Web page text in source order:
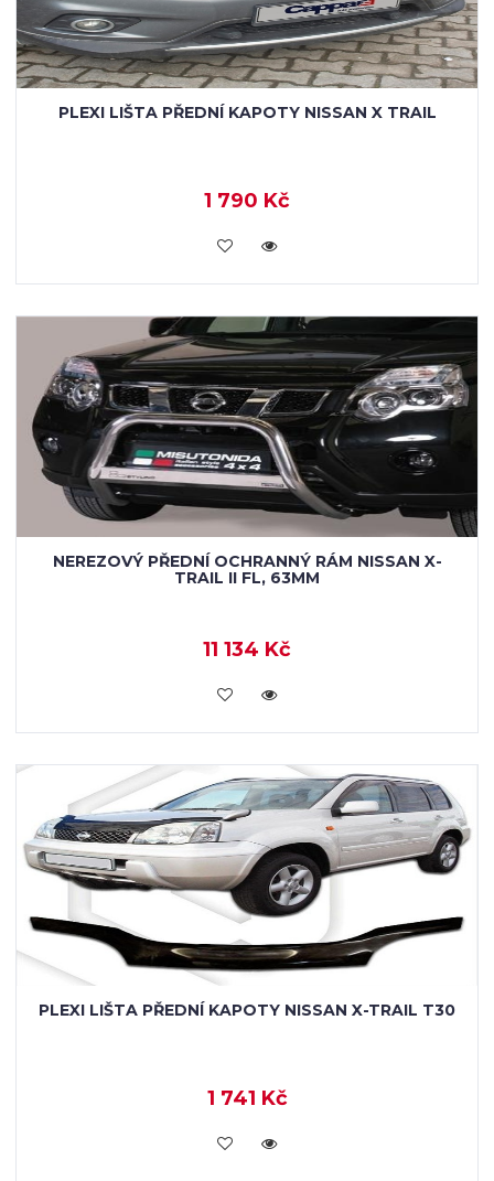
PLEXI LIŠTA PŘEDNÍ KAPOTY NISSAN X TRAIL
1 790 Kč
KOUPIT
NEREZOVÝ PŘEDNÍ OCHRANNÝ RÁM NISSAN X-
TRAIL II FL, 63MM
11 134 Kč
KOUPIT
PLEXI LIŠTA PŘEDNÍ KAPOTY NISSAN X-TRAIL T30
1 741 Kč
KOUPIT